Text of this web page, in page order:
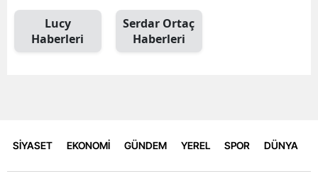
Lucy
Haberleri
Serdar Ortaç
Haberleri
SİYASET EKONOMİ GÜNDEM YEREL SPOR DÜNYA